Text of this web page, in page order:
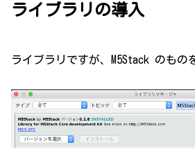
ライブラリの導入
ライブラリですが、M5Stack のもの